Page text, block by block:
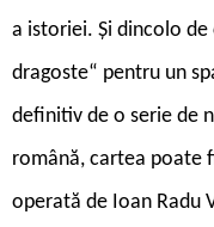
a istoriei. Și dincolo
dragoste“ pentru un
definitiv de o serie de
română, cartea poate
operată de Ioan Radu